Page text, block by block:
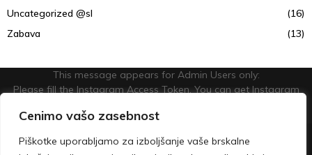
Cenimo vašo zasebnost
Piškotke uporabljamo za izboljšanje vaše brskalne
Uncategorized @sl
(16)
Zabava
(13)
This message appears for Admin Users only:
Please fill the Instagram Access Token. You can get Instagram
@2023 - lepsoncendan.com. All Right Reserved.